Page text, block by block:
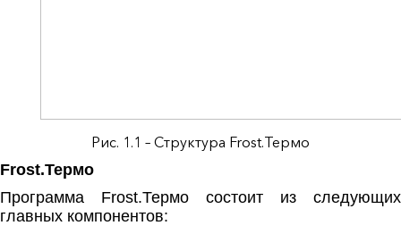
Рис. 1.1 – Структура Frost.Термо
Frost.Термо
Программа Frost.Термо состоит из следующих
главных компонентов: